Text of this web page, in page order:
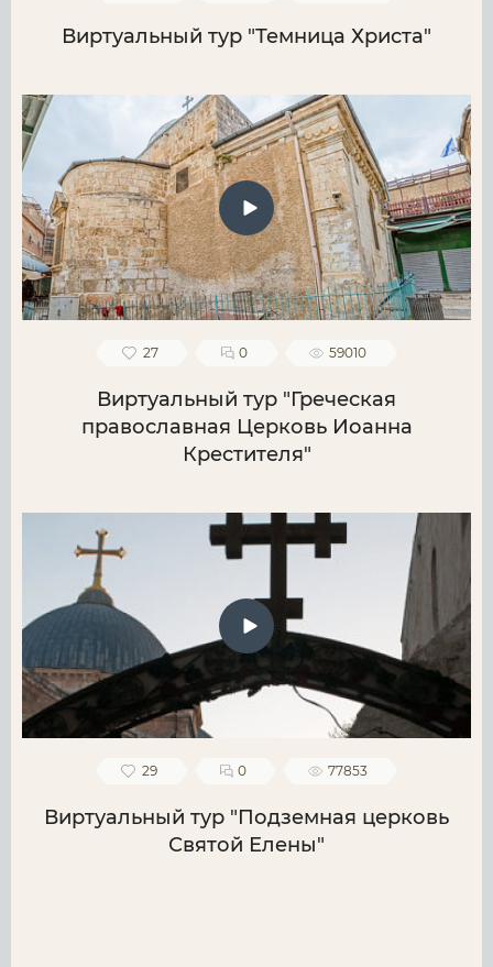
Виртуальный тур "Темница Христа"
27 0 59010
Виртуальный тур "Греческая
православная Церковь Иоанна
Крестителя"
29 0 77853
Виртуальный тур "Подземная церковь
Святой Елены"